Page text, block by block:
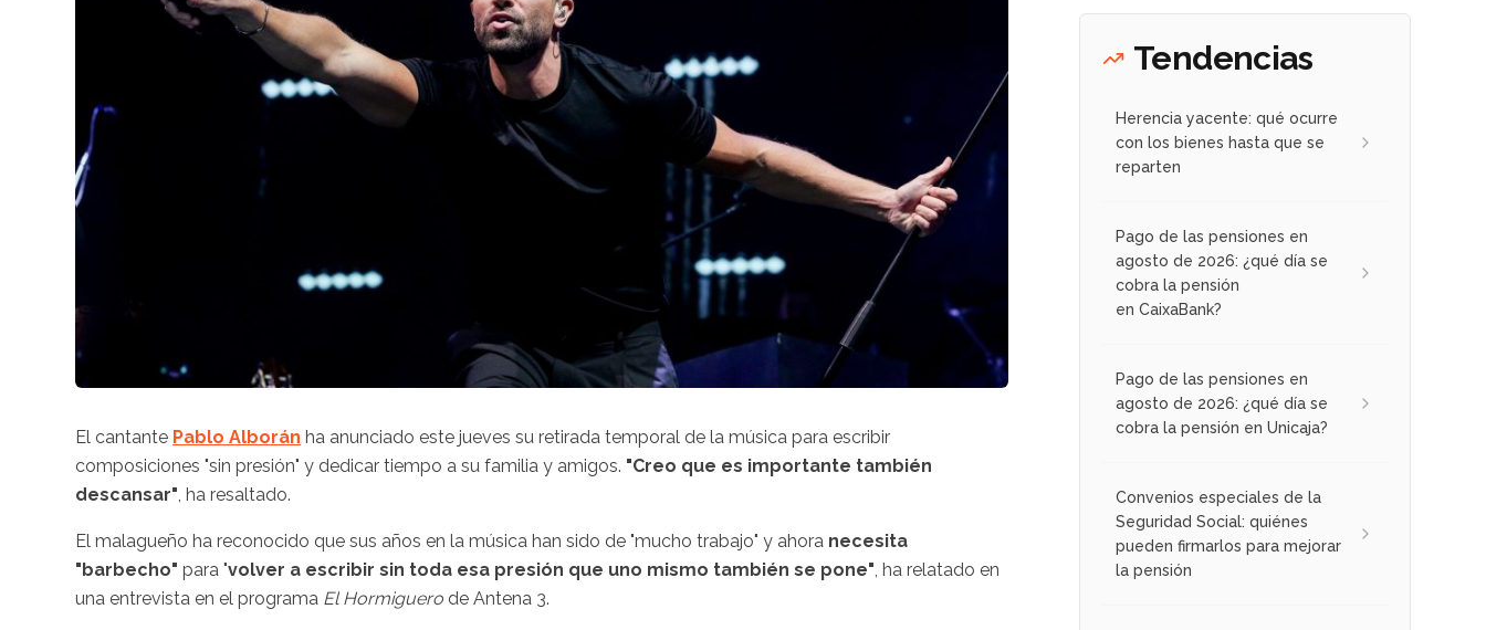
El cantante Pablo Alborán ha anunciado este jueves su retirada temporal de la música para escribir
composiciones "sin presión" y dedicar tiempo a su familia y amigos. "Creo que es importante también
descansar" , ha resaltado.
El malagueño ha reconocido que sus años en la música han sido de "mucho trabajo" y ahora necesita
"barbecho" para "volver a escribir sin toda esa presión que uno mismo también se pone" , ha relatado en
una entrevista en el programa El Hormiguero de Antena 3.
Tendencias
Herencia yacente: qué ocurre
con los bienes hasta que se
reparten
Pago de las pensiones en
agosto de 2026: ¿qué día se
cobra la pensión
en CaixaBank?
Pago de las pensiones en
agosto de 2026: ¿qué día se
cobra la pensión en Unicaja?
Convenios especiales de la
Seguridad Social: quiénes
pueden firmarlos para mejorar
la pensión